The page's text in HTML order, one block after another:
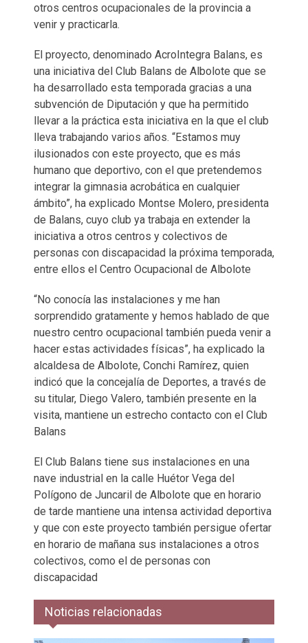
otros centros ocupacionales de la provincia a
venir y practicarla.
El proyecto, denominado AcroIntegra Balans, es
una iniciativa del Club Balans de Albolote que se
ha desarrollado esta temporada gracias a una
subvención de Diputación y que ha permitido
llevar a la práctica esta iniciativa en la que el club
lleva trabajando varios años. “Estamos muy
ilusionados con este proyecto, que es más
humano que deportivo, con el que pretendemos
integrar la gimnasia acrobática en cualquier
ámbito”, ha explicado Montse Molero, presidenta
de Balans, cuyo club ya trabaja en extender la
iniciativa a otros centros y colectivos de
personas con discapacidad la próxima temporada,
entre ellos el Centro Ocupacional de Albolote
“No conocía las instalaciones y me han
sorprendido gratamente y hemos hablado de que
nuestro centro ocupacional también pueda venir a
hacer estas actividades físicas”, ha explicado la
alcaldesa de Albolote, Conchi Ramírez, quien
indicó que la concejalía de Deportes, a través de
su titular, Diego Valero, también presente en la
visita, mantiene un estrecho contacto con el Club
Balans
El Club Balans tiene sus instalaciones en una
nave industrial en la calle Huétor Vega del
Polígono de Juncaril de Albolote que en horario
de tarde mantiene una intensa actividad deportiva
y que con este proyecto también persigue ofertar
en horario de mañana sus instalaciones a otros
colectivos, como el de personas con
discapacidad
Noticias relacionadas